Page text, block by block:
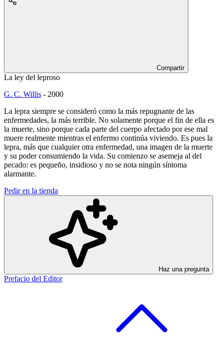
Compartir
La ley del leproso
G. C. Willis - 2000
La lepra siempre se consideró como la más repugnante de las
enfermedades, la más terrible. No solamente porque el fin de ella es
la muerte, sino porque cada parte del cuerpo afectado por ese mal
muere realmente mientras el enfermo continúa viviendo. Es pues la
lepra, más que cualquier otra enfermedad, una imagen de la muerte
y su poder consumiendo la vida. Su comienzo se asemeja al del
pecado: es pequeño, insidioso y no se nota ningún síntoma
alarmante.
Pedir en la tienda
Haz una pregunta
Prefacio del Editor